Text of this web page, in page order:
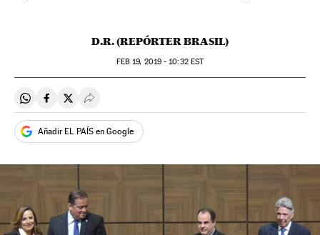
D.R. (REPÓRTER BRASIL)
FEB 19, 2019 - 10:32EST
Compartir en Whatsapp
Compartir en Facebook
Compartir en Twitter
Desplegar Redes Sociales
Añadir EL PAÍS en Google